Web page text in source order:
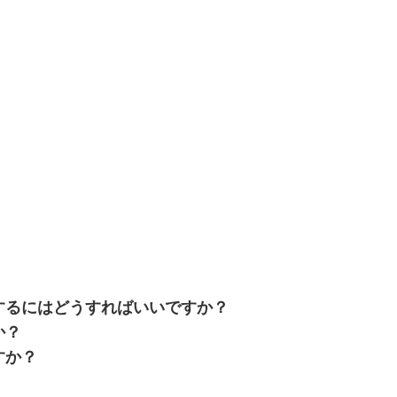
にはどうすればいいですか？
？